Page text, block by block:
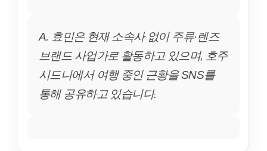
A. 효민은 현재 소속사 없이 주류·렌즈
브랜드 사업가로 활동하고 있으며, 호주
시드니에서 여행 중인 근황을 SNS를
통해 공유하고 있습니다.